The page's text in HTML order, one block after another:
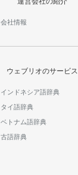
会社情報
ウェブリオのサービス
インドネシア語辞典
タイ語辞典
ベトナム語辞典
古語辞典